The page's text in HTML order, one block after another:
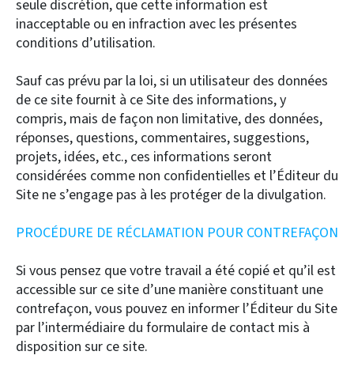
seule discrétion, que cette information est
inacceptable ou en infraction avec les présentes
conditions d’utilisation.
Sauf cas prévu par la loi, si un utilisateur des données
de ce site fournit à ce Site des informations, y
compris, mais de façon non limitative, des données,
réponses, questions, commentaires, suggestions,
projets, idées, etc., ces informations seront
considérées comme non confidentielles et l’Éditeur du
Site ne s’engage pas à les protéger de la divulgation.
PROCÉDURE DE RÉCLAMATION POUR CONTREFAÇON
Si vous pensez que votre travail a été copié et qu’il est
accessible sur ce site d’une manière constituant une
contrefaçon, vous pouvez en informer l’Éditeur du Site
par l’intermédiaire du formulaire de contact mis à
disposition sur ce site.